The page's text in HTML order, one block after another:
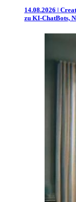
14.08.2026 |
zu KI-ChatBots,